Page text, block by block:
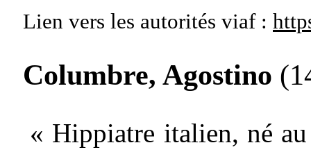
Lien vers les autorités viaf :
Columbre, Agostino
« Hippiatre italien, né